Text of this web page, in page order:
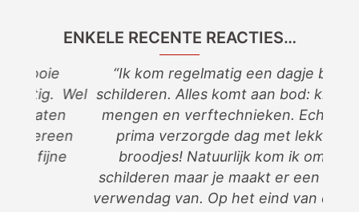
ENKELE RECENTE REACTIES…
“Ik kom regelmatig een dagje bij je
schilderen. Alles komt aan bod: kleuren
mengen en verftechnieken. Echt een
prima verzorgde dag met lekkere
broodjes! Natuurlijk kom ik om te
schilderen maar je maakt er een echte
verwendag van. Op het eind van de dag